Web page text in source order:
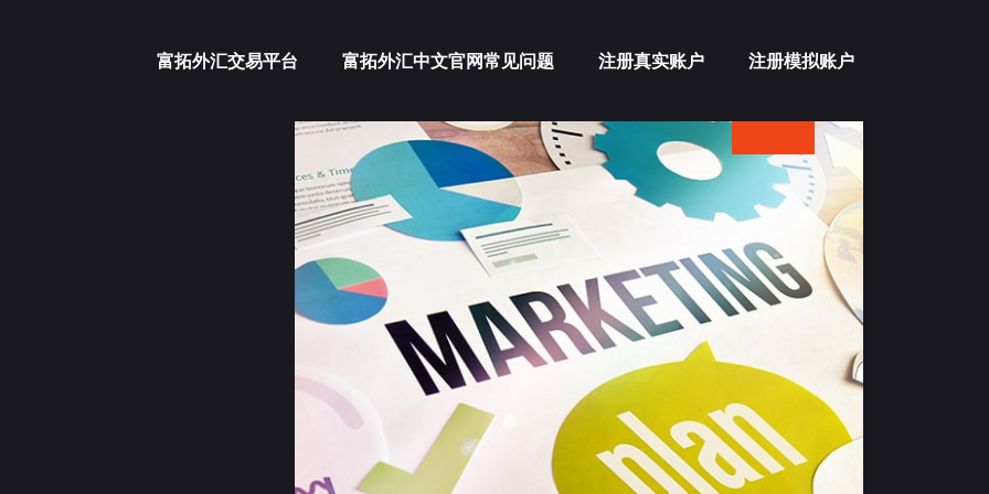
富拓外汇交易平台 富拓外汇中文官网常见问题 注册真实账户 注册模拟账户